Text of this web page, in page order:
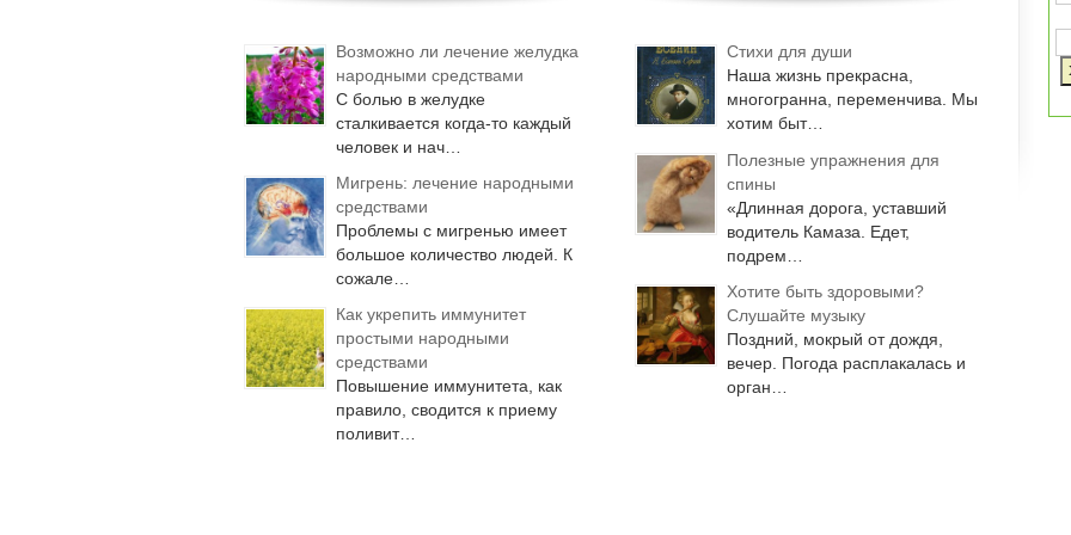
Возможно ли лечение желудка
народными средствами
С болью в желудке
сталкивается когда-то каждый
человек и нач…
Мигрень: лечение народными
средствами
Проблемы с мигренью имеет
большое количество людей. К
сожале…
Как укрепить иммунитет
простыми народными
средствами
Повышение иммунитета, как
правило, сводится к приему
поливит…
Стихи для души
Наша жизнь прекрасна,
многогранна, переменчива. Мы
хотим быт…
Полезные упражнения для
спины
«Длинная дорога, уставший
водитель Камаза. Едет,
подрем…
Хотите быть здоровыми?
Слушайте музыку
Поздний, мокрый от дождя,
вечер. Погода расплакалась и
орган…